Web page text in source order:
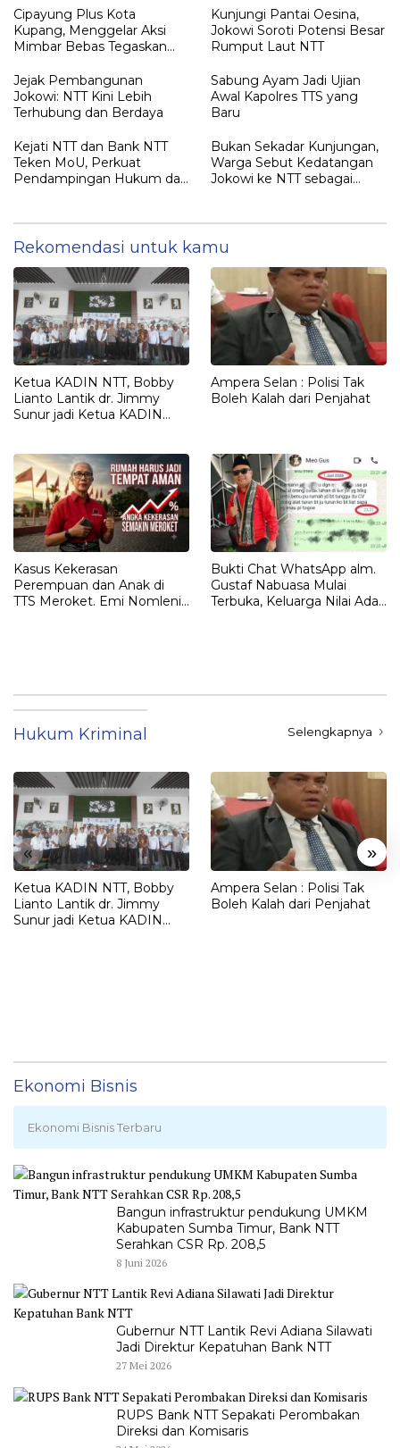
Paling Aman
Belum Didalami Penyidik
Cipayung Plus Kota
Kupang, Menggelar Aksi
Mimbar Bebas Tegaskan
Gelar “RAJA TIMOR”
Kepada JOKO WIDODO
Kunjungi Pantai Oesina,
Jokowi Soroti Potensi Besar
Rumput Laut NTT
Jejak Pembangunan
Jokowi: NTT Kini Lebih
Terhubung dan Berdaya
Sabung Ayam Jadi Ujian
Awal Kapolres TTS yang
Baru
Kejati NTT dan Bank NTT
Teken MoU, Perkuat
Pendampingan Hukum dan
Bukan Sekadar Kunjungan,
Warga Sebut Kedatangan
Jokowi ke NTT sebagai
Rekomendasi untuk kamu
Ketua KADIN NTT, Bobby
Lianto Lantik dr. Jimmy
Sunur jadi Ketua KADIN
Ampera Selan : Polisi Tak
Boleh Kalah dari Penjahat
Kasus Kekerasan
Perempuan dan Anak di
TTS Meroket. Emi Nomleni :
Bukti Chat WhatsApp alm.
Gustaf Nabuasa Mulai
Terbuka, Keluarga Nilai Ada
Hukum Kriminal Selengkapnya
« »
Ketua KADIN NTT, Bobby
Lianto Lantik dr. Jimmy
Sunur jadi Ketua KADIN
Ampera Selan : Polisi Tak
Boleh Kalah dari Penjahat
Ekonomi Bisnis
Ekonomi Bisnis Terbaru
Bangun infrastruktur pendukung UMKM
Kabupaten Sumba Timur, Bank NTT
Serahkan CSR Rp. 208,5
8 Juni 2026
Gubernur NTT Lantik Revi Adiana Silawati
Jadi Direktur Kepatuhan Bank NTT
27 Mei 2026
RUPS Bank NTT Sepakati Perombakan
Direksi dan Komisaris